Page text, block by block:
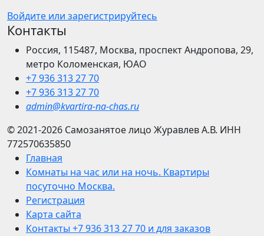
Войдите или зарегистрируйтесь
Контакты
Россия, 115487, Москва, проспект Андропова, 29,
метро Коломенская, ЮАО
+7 936 313 27 70
+7 936 313 27 70
admin@kvartira-na-chas.ru
© 2021-2026 Самозанятое лицо Журавлев А.В. ИНН
772570635850
Главная
Комнаты на час или на ночь. Квартиры
посуточно Москва.
Регистрация
Карта сайта
Контакты +7 936 313 27 70 и для заказов